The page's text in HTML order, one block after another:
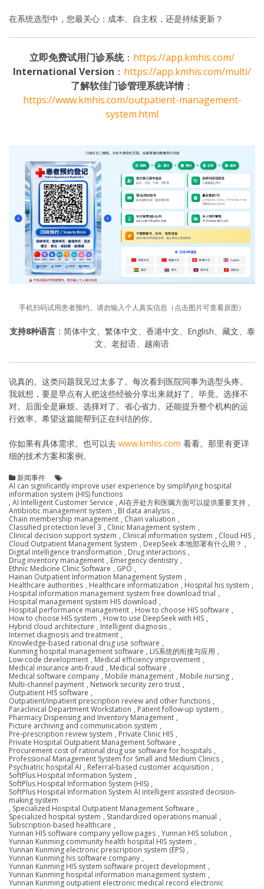
在系统选型中，您最关心：成本、自主权，还是持续更新？
立即免费试用门诊系统： https://app.kmhis.com/
International Version ： https://app.kmhis.com/multi/
了解软佳门诊管理系统详情：
https://www.kmhis.com/outpatient-management-
system.html
手机扫码试用患者预约。请勿输入个人真实信息（点击图片可查看原图）
支持8种语言：简体中文、繁体中文、香港中文、English、藏文、泰
文、老挝语、越南语
说真的。这类问题我见过太多了。每次看到医院同事为选型头疼。
我就想，要是早点有人把这些经验分享出来就好了。毕竟。选择不
对。后面全是麻烦。选择对了。省心省力。还能提升整个机构的运
行效率。希望这篇能帮到正在纠结的你。
你如果有具体需求。也可以去 www.kmhis.com 看看。那里有更详
细的技术方案和案例。
新闻事件
AI can significantly improve user experience by simplifying hospital
information system (HIS) functions
, AI Intelligent Customer Service , AI在开处方和医嘱方面可以提供重要支持 ,
Antibiotic management system , BI data analysis ,
Chain membership management , Chain valuation ,
Classified protection level 3 , Clinic Management system ,
Clinical decision support system , Clinical information system , Cloud HIS ,
Cloud Outpatient Management System , DeepSeek 本地部署有什么用？ ,
Digital intelligence transformation , Drug interactions ,
Drug inventory management , Emergency dentistry ,
Ethnic Medicine Clinic Software , GPO ,
Hainan Outpatient Information Management System ,
Healthcare authorities , Healthcare informatization , Hospital his system ,
Hospital information management system free download trial ,
Hospital management system HIS download ,
Hospital performance management , How to choose HIS software ,
How to choose HIS system , How to use DeepSeek with HIS ,
Hybrid cloud architecture , Intelligent diagnosis ,
Internet diagnosis and treatment ,
Knowledge-based rational drug use software ,
Kunming hospital management software , LIS系统的衔接与应用 ,
Low-code development , Medical efficiency improvement ,
Medical insurance anti-fraud , Medical software ,
Medical software company , Mobile management , Mobile nursing ,
Multi-channel payment , Network security zero trust ,
Outpatient HIS software ,
Outpatient/inpatient prescription review and other functions ,
Paraclinical Department Workstation , Patient follow-up system ,
Pharmacy Dispensing and Inventory Management ,
Picture archiving and communication system ,
Pre-prescription review system , Private Clinic HIS ,
Private Hospital Outpatient Management Software ,
Procurement cost of rational drug use software for hospitals ,
Professional Management System for Small and Medium Clinics ,
Psychiatric hospital AI , Referral-based customer acquisition ,
SoftPlus Hospital Information System ,
SoftPlus Hospital Information System (HIS) ,
SoftPlus Hospital Information System AI intelligent assisted decision-
making system
, Specialized Hospital Outpatient Management Software ,
Specialized hospital system , Standardized operations manual ,
Subscription-based healthcare ,
Yunnan HIS software company yellow pages , Yunnan HIS solution ,
Yunnan Kunming community health hospital HIS system ,
Yunnan Kunming electronic prescription system (EPS) ,
Yunnan Kunming his software company ,
Yunnan Kunming HIS system software project development ,
Yunnan Kunming hospital information management system ,
Yunnan Kunming outpatient electronic medical record electronic